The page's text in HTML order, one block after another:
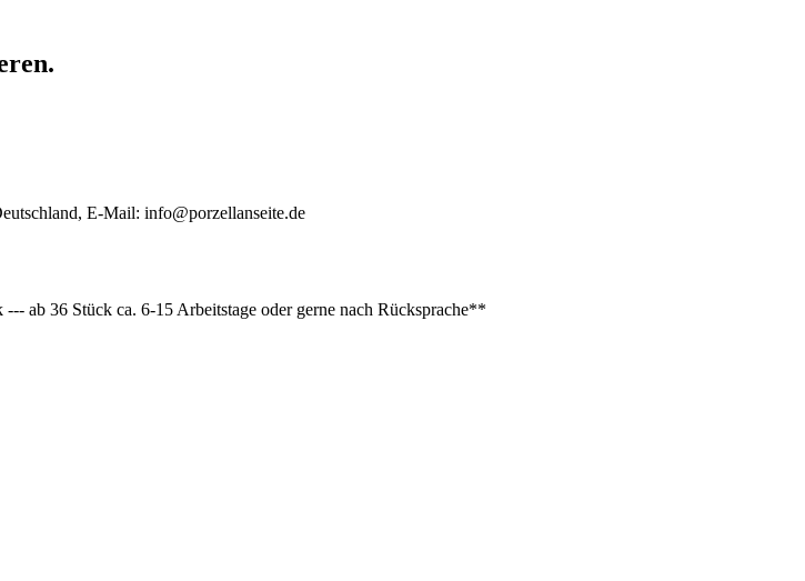
E-Mail: info@porzellanseite.de
ab 36 Stück ca. 6-15 Arbeitstage oder gerne nach Rücksprache**